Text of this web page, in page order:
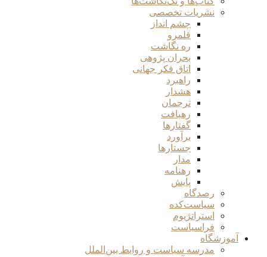
نشریات تخصصی
چشم انداز
قلمرو
ره نگاشت
بحران پژوهی
اتاق فکر جهانی
راهبرد
هشدار
ترجمان
رهیافت
گفتارها
برآورد
جستارها
مدار
رهنامه
پایش
رصدگاه
سیاست‌کده
استراتژیوم
فراسیاست
آموزشگاه
مدرسه سیاست و روابط بین‌الملل